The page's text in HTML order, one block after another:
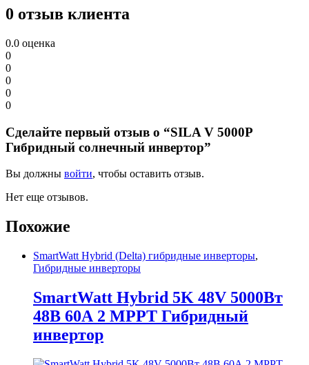
0 отзыв клиента
0.0 оценка
0
0
0
0
0
Сделайте первый отзыв о “SILA V 5000P
Гибридный солнечный инвертор”
Вы должны войти, чтобы оставить отзыв.
Нет еще отзывов.
Похожие
SmartWatt Hybrid (Delta) гибридные инверторы,
Гибридные инверторы
SmartWatt Hybrid 5K 48V 5000Вт
48В 60А 2 MPPT Гибридный
инвертор